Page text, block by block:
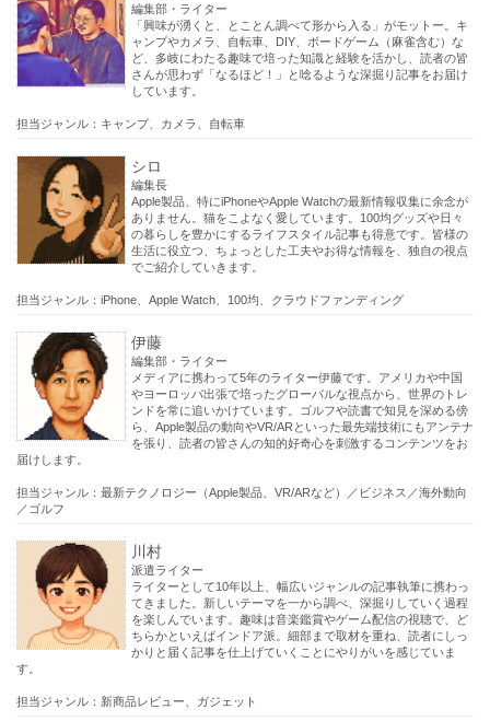
編集部・ライター
「興味が湧くと、とことん調べて形から入る」がモットー。キ
ャンプやカメラ、自転車、DIY、ボードゲーム（麻雀含む）な
ど、多岐にわたる趣味で培った知識と経験を活かし、読者の皆
さんが思わず「なるほど！」と唸るような深掘り記事をお届け
しています。
担当ジャンル：キャンプ、カメラ、自転車
シロ
編集長
Apple製品、特にiPhoneやApple Watchの最新情報収集に余念が
ありません。猫をこよなく愛しています。100均グッズや日々
の暮らしを豊かにするライフスタイル記事も得意です。皆様の
生活に役立つ、ちょっとした工夫やお得な情報を、独自の視点
でご紹介していきます。
担当ジャンル：iPhone、Apple Watch、100均、クラウドファンディング
伊藤
編集部・ライター
メディアに携わって5年のライター伊藤です。アメリカや中国
やヨーロッパ出張で培ったグローバルな視点から、世界のトレ
ンドを常に追いかけています。ゴルフや読書で知見を深める傍
ら、Apple製品の動向やVR/ARといった最先端技術にもアンテナ
を張り、読者の皆さんの知的好奇心を刺激するコンテンツをお
届けします。
担当ジャンル：最新テクノロジー（Apple製品、VR/ARなど）／ビジネス／海外動向
／ゴルフ
川村
派遣ライター
ライターとして10年以上、幅広いジャンルの記事執筆に携わっ
てきました。新しいテーマを一から調べ、深掘りしていく過程
を楽しんでいます。趣味は音楽鑑賞やゲーム配信の視聴で、ど
ちらかといえばインドア派。細部まで取材を重ね、読者にしっ
かりと届く記事を仕上げていくことにやりがいを感じていま
す。
担当ジャンル：新商品レビュー、ガジェット